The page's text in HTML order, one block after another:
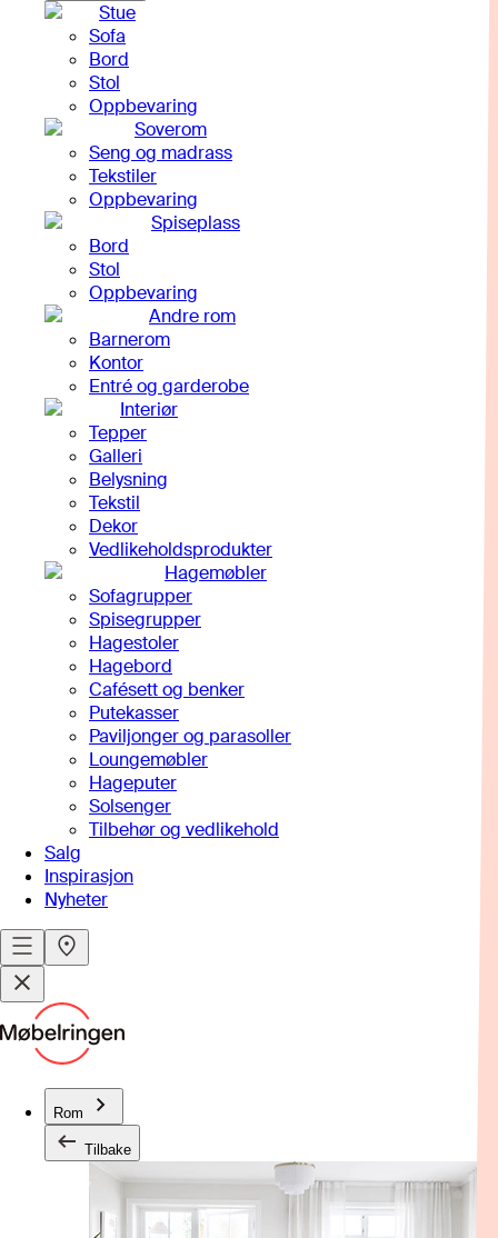
Stue
Sofa
Bord
Stol
Oppbevaring
Soverom
Seng og madrass
Tekstiler
Oppbevaring
Spiseplass
Bord
Stol
Oppbevaring
Andre rom
Barnerom
Kontor
Entré og garderobe
Interiør
Tepper
Galleri
Belysning
Tekstil
Dekor
Vedlikeholdsprodukter
Hagemøbler
Sofagrupper
Spisegrupper
Hagestoler
Hagebord
Cafésett og benker
Putekasser
Paviljonger og parasoller
Loungemøbler
Hageputer
Solsenger
Tilbehør og vedlikehold
Salg
Inspirasjon
Nyheter
Rom
Tilbake